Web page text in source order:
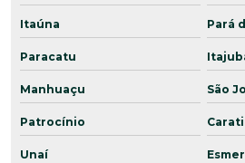
Itaúna Pará
Paracatu
Manhuaçu São
Patrocínio
Unaí